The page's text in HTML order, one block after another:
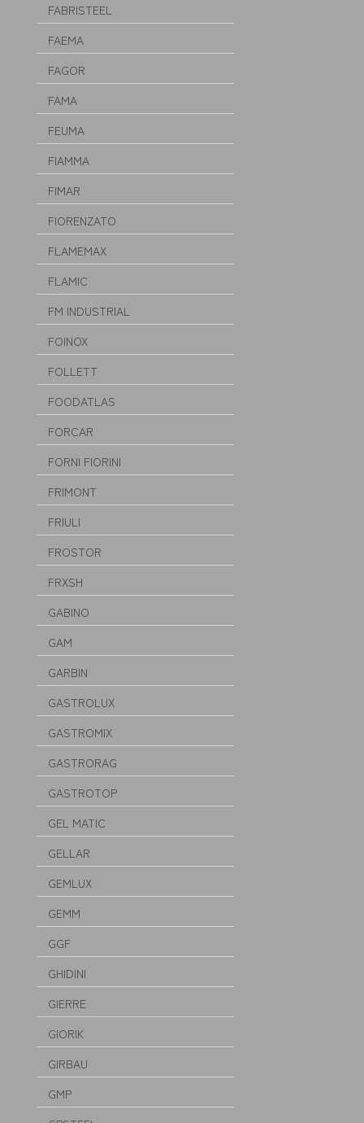
FABRISTEEL
FAEMA
FAGOR
FAMA
FEUMA
FIAMMA
FIMAR
FIORENZATO
FLAMEMAX
FLAMIC
FM INDUSTRIAL
FOINOX
FOLLETT
FOODATLAS
FORCAR
FORNI FIORINI
FRIMONT
FRIULI
FROSTOR
FRXSH
GABINO
GAM
GARBIN
GASTROLUX
GASTROMIX
GASTRORAG
GASTROTOP
GEL MATIC
GELLAR
GEMLUX
GEMM
GGF
GHIDINI
GIERRE
GIORIK
GIRBAU
GMP